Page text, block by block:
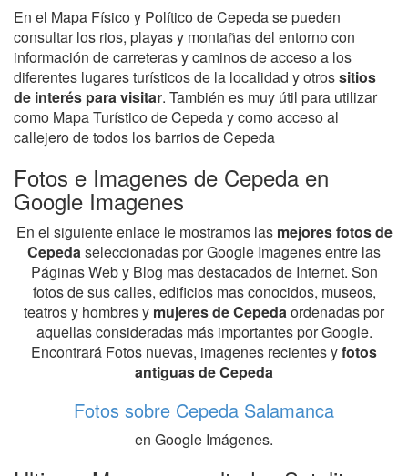
En el Mapa Físico y Político de Cepeda se pueden
consultar los rios, playas y montañas del entorno con
información de carreteras y caminos de acceso a los
diferentes lugares turísticos de la localidad y otrossitios
de interés para visitar. También es muy útil para utilizar
como Mapa Turístico de Cepeda y como acceso al
callejero de todos los barrios de Cepeda
Fotos e Imagenes de Cepeda en
Google Imagenes
En el siguiente enlace le mostramos las mejores fotos de
Cepedaseleccionadas por Google Imagenes entre las
Páginas Web y Blog mas destacados de Internet. Son
fotos de sus calles, edificios mas conocidos, museos,
teatros y hombres y mujeres de Cepedaordenadas por
aquellas consideradas más importantes por Google.
Encontrará Fotos nuevas, imagenes recientes yfotos
antiguas de Cepeda
Fotos sobre Cepeda Salamanca
en Google Imágenes.